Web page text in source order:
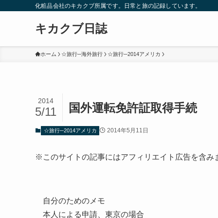
化粧品会社のキカクブ所属です。日常と旅の記録しています。
キカクブ日誌
ホーム ☆旅行─海外旅行 ☆旅行─2014アメリカ
国外運転免許証取得手続
2014
5/11
☆旅行─2014アメリカ 2014年5月11日
※このサイトの記事にはアフィリエイト広告を含み
自分のためのメモ
本人による申請、東京の場合